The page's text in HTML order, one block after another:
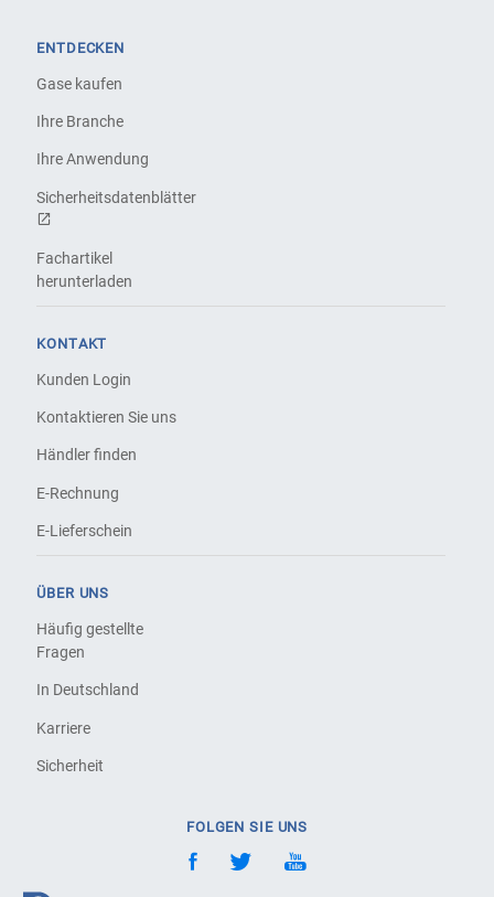
ENTDECKEN
Gase kaufen
Ihre Branche
Ihre Anwendung
Sicherheitsdatenblätter
Fachartikel
herunterladen
KONTAKT
Kunden Login
Kontaktieren Sie uns
Händler finden
E-Rechnung
E-Lieferschein
ÜBER UNS
Häufig gestellte
Fragen
In Deutschland
Karriere
Sicherheit
FOLGEN SIE UNS